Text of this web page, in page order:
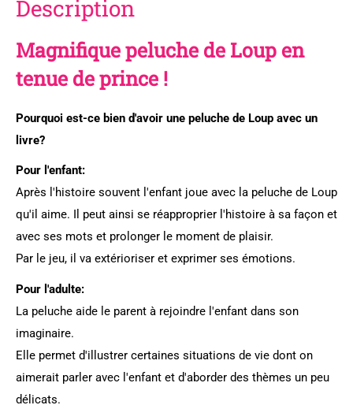
Description
Magnifique peluche de Loup en
tenue de prince !
Pourquoi est-ce bien d'avoir une peluche de Loup avec un
livre?
Pour l'enfant:
Après l'histoire souvent l'enfant joue avec la peluche de Loup
qu'il aime. Il peut ainsi se réapproprier l'histoire à sa façon et
avec ses mots et prolonger le moment de plaisir.
Par le jeu, il va extérioriser et exprimer ses émotions.
Pour l'adulte:
La peluche aide le parent à rejoindre l'enfant dans son
imaginaire.
Elle permet d'illustrer certaines situations de vie dont on
aimerait parler avec l'enfant et d'aborder des thèmes un peu
délicats.